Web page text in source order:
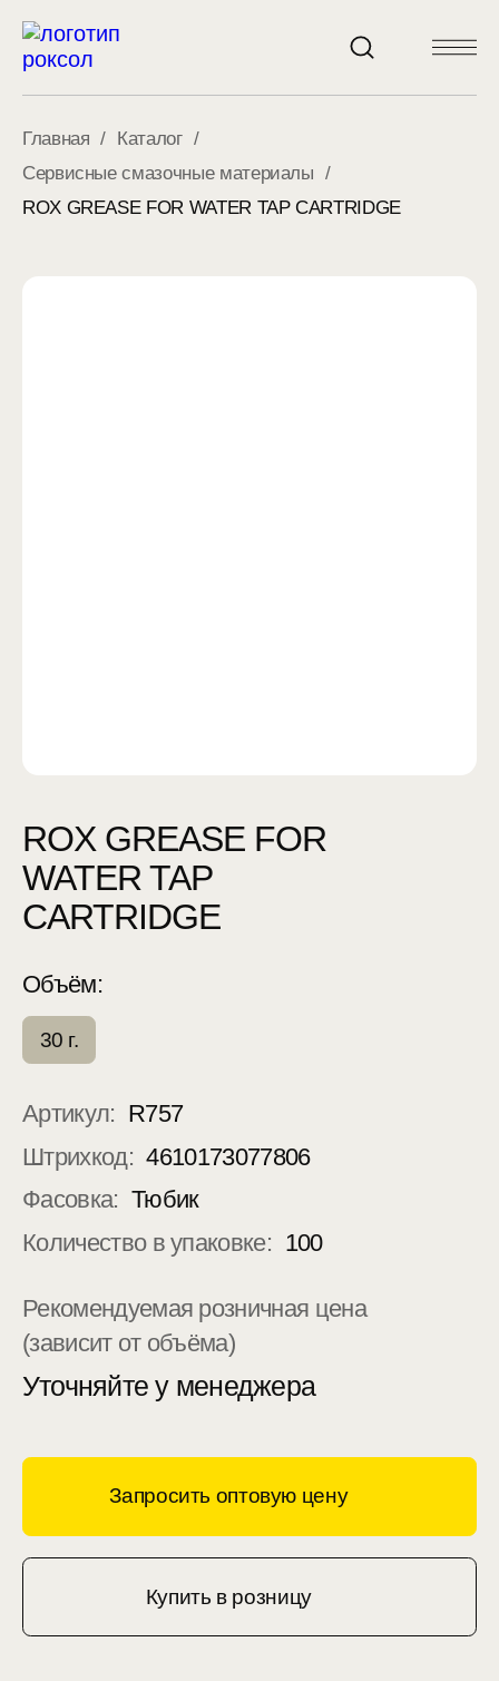
Главная / Каталог /
Сервисные смазочные материалы /
ROX GREASE FOR WATER TAP CARTRIDGE
ROX GREASE FOR
WATER TAP
CARTRIDGE
Объём:
30 г.
Артикул: R757
Штрихкод: 4610173077806
Фасовка: Тюбик
Количество в упаковке: 100
Рекомендуемая розничная цена
(зависит от объёма)
Уточняйте у менеджера
Запросить оптовую цену
Купить в розницу